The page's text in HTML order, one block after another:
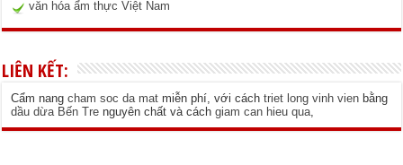
văn hóa ẩm thực Việt Nam
LIÊN KẾT:
Cẩm nangcham soc da mat miễn phí, với cáchtriet long vinh vien bằng
dầu dừa Bến Tre nguyên chất và cáchgiam can hieu qua,